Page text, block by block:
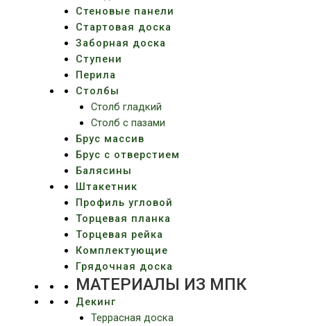
Стеновые панели
Стартовая доска
Заборная доска
Ступени
Перила
Столбы
Столб гладкий
Столб с пазами
Брус массив
Брус с отверстием
Балясины
Штакетник
Профиль угловой
Торцевая планка
Торцевая рейка
Комплектующие
Грядочная доска
МАТЕРИАЛЫ ИЗ МПК
Декинг
Террасная доска